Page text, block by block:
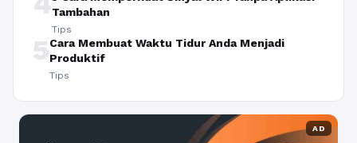
Tambahan
Tips
5Cara Membuat Waktu Tidur Anda Menjadi
Produktif
Tips
AD